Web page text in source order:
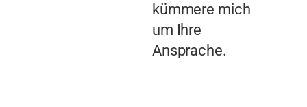
kümmere mich
um Ihre
Ansprache.